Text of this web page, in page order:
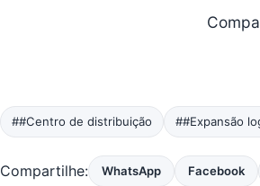
##Centro de distribuição ##Expansão
Compartilhe: WhatsApp Facebook